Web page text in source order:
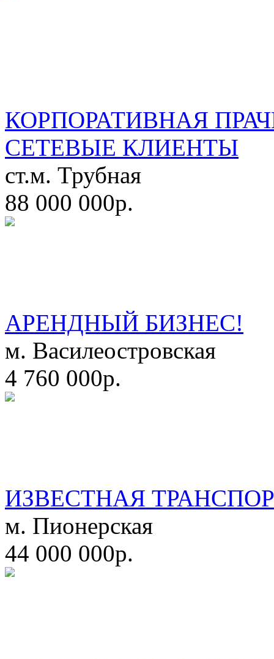
КОРПОРАТИВНАЯ
СЕТЕВЫЕ КЛИЕНТЫ
ст.м. Трубная
88 000 000р.
АРЕНДНЫЙ БИЗНЕС!
м. Василеостровская
4 760 000р.
ИЗВЕСТНАЯ
м. Пионерская
44 000 000р.